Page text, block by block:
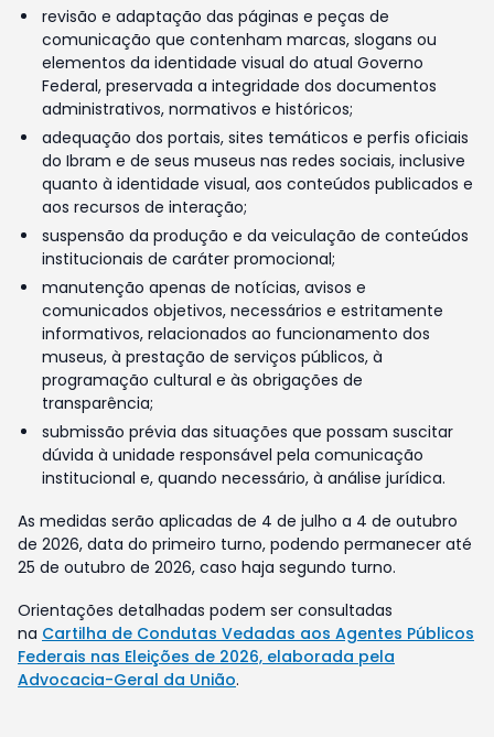
revisão e adaptação das páginas e peças de
comunicação que contenham marcas, slogans ou
elementos da identidade visual do atual Governo
Federal, preservada a integridade dos documentos
administrativos, normativos e históricos;
adequação dos portais, sites temáticos e perfis oficiais
do Ibram e de seus museus nas redes sociais, inclusive
quanto à identidade visual, aos conteúdos publicados e
aos recursos de interação;
suspensão da produção e da veiculação de conteúdos
institucionais de caráter promocional;
manutenção apenas de notícias, avisos e
comunicados objetivos, necessários e estritamente
informativos, relacionados ao funcionamento dos
museus, à prestação de serviços públicos, à
programação cultural e às obrigações de
transparência;
submissão prévia das situações que possam suscitar
dúvida à unidade responsável pela comunicação
institucional e, quando necessário, à análise jurídica.
As medidas serão aplicadas de 4 de julho a 4 de outubro
de 2026, data do primeiro turno, podendo permanecer até
25 de outubro de 2026, caso haja segundo turno.
Orientações detalhadas podem ser consultadas
na Cartilha de Condutas Vedadas aos Agentes Públicos
Federais nas Eleições de 2026, elaborada pela
Advocacia-Geral da União.